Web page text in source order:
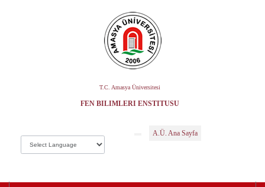
T.C. Amasya Üniversitesi
FEN BILIMLERI ENSTITÜSÜ
A.Ü. Ana Sayfa